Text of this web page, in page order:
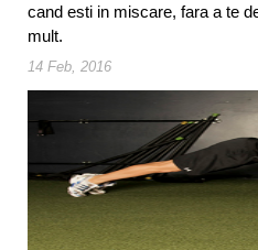
cand esti in miscare, fara a te
mult.
14 Feb, 2016